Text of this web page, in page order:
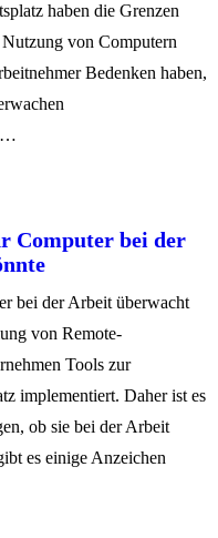
haben die Grenzen
von Computern
Bedenken haben,
…
Computer bei der
bei der Arbeit überwacht
von Remote-
Tools zur
implementiert. Daher ist es
ob sie bei der Arbeit
es einige Anzeichen